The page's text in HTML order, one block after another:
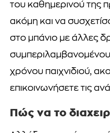
του καθημερινού της
ακόμη και να
στο μπάνιο με άλλες
χρόνου παιχνιδιού,
επικοινωνήσετε τις
Πώς να το